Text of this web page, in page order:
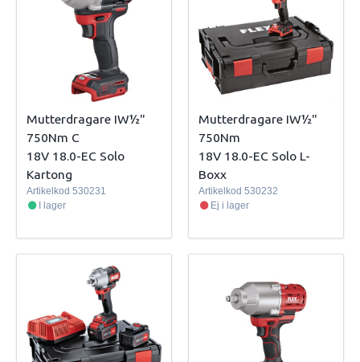
Mutterdragare IW½"
750Nm C
18V 18.0-EC Solo
Kartong
Artikelkod 530231
I lager
Mutterdragare IW½"
750Nm
18V 18.0-EC Solo L-
Boxx
Artikelkod 530232
Ej i lager